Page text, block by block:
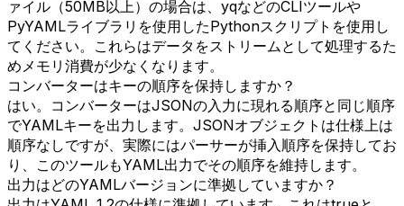
ァイル（50MB以上）の場合は、yqなどのCLIツールや
PyYAMLライブラリを使用したPythonスクリプトを使用し
てください。これらはデータをストリームとして処理するた
めメモリ消費が少なくなります。
コンバーターはキーの順序を保持しますか？
はい。コンバーターはJSONの入力に現れる順序と同じ順序
でYAMLキーを出力します。JSONオブジェクトは仕様上は
順序なしですが、実際にはパーサーが挿入順序を保持してお
り、このツールもYAML出力でその順序を維持します。
出力はどのYAMLバージョンに準拠していますか？